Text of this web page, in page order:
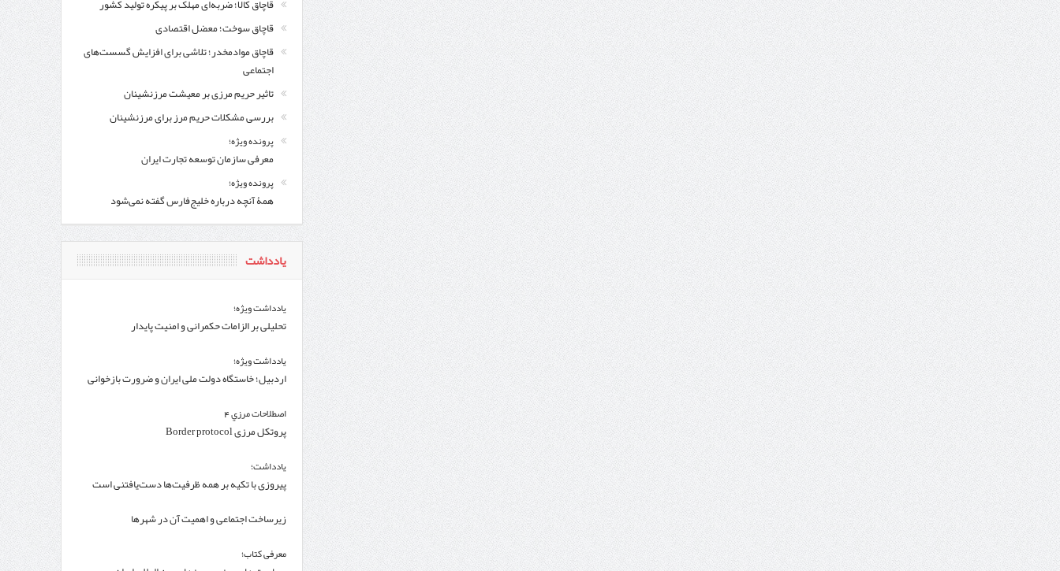
قاچاق کالا؛ ضربه‌ای مهلک بر پیکره تولید کشور
قاچاق سوخت؛ معضل اقتصادی
قاچاق موادمخدر؛ تلاشی برای افزایش گسست‌های
اجتماعی
تاثیر حریم مرزی بر معیشت مرزنشینان
بررسی مشکلات حریم مرز برای مرزنشینان
پرونده ویژه؛
معرفی سازمان توسعه تجارت ایران
پرونده ویژه؛
همۀ آنچه درباره خلیج‌‌فارس گفته نمی‌شود
یادداشت
یادداشت ویژه؛
تحلیلی بر الزامات حکمرانی و امنیت پایدار
یادداشت ویژه؛
اردبیل؛ خاستگاه دولت ملی ایران و ضرورت بازخوانی
اصطلاحات مرزي 4
پروتکل مرزی Border protocol
یادداشت؛
پیروزی با تکیه بر همه ظرفیت‌ها دست‌یافتنی است
زیرساخت اجتماعی و اهمیت آن در شهرها
معرفی کتاب؛